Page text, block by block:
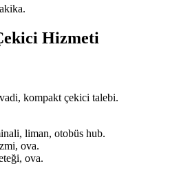
Hizmeti
kompakt çekici talebi.
liman, otobüs hub.
ova.
ova.